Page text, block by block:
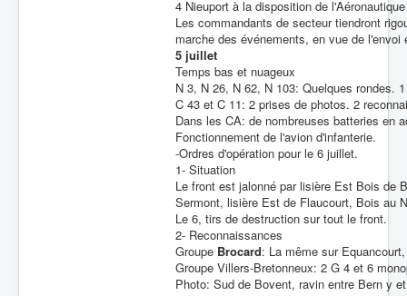
4 Nieuport à la disposition de
Les commandants de secteur tiendront
marche des événements, en vue de
5 juillet
Temps bas et nuageux
N 3, N 26, N 62, N 103: Quelques rondes.
C 43 et C 11: 2 prises de photos. 2
Dans les CA: de nombreuses batteries en
Fonctionnement de l'avion d'infanterie.
-Ordres d'opération pour le 6 juillet.
1- Situation
Le front est jalonné par lisière Est Bois de
Sermont, lisière Est de Flaucourt, Bois au
Le 6, tirs de destruction sur tout le front.
2- Reconnaissances
Groupe Brocard: La même sur
Groupe Villers-Bretonneux: 2 G 4 et 6
Photo: Sud de Bovent, ravin entre Bern y